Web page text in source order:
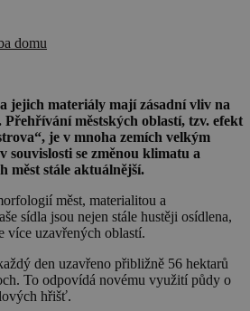
domu
jejich materiály mají zásadní vliv na
městských oblastí, tzv. efekt
je v mnoha zemích velkým
souvislosti se změnou klimatu a
měst stále aktuálnější.
měst, materialitou a
sídla jsou nejen stále hustěji osídlena,
více uzavřených oblastí.
den uzavřeno přibližně 56 hektarů
To odpovídá novému využití půdy o
hřišť.